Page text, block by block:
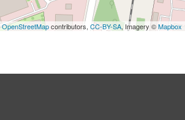
OpenStreetMapcontributors, CC-BY-SA, Imagery ©Mapbox